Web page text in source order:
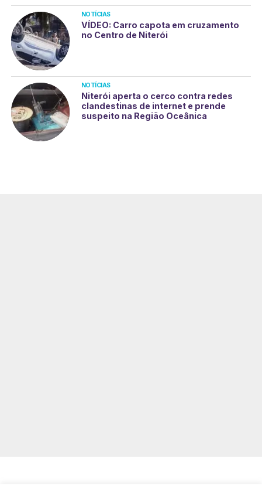
NOTÍCIAS
VÍDEO: Carro capota em cruzamento
no Centro de Niterói
NOTÍCIAS
Niterói aperta o cerco contra redes
clandestinas de internet e prende
suspeito na Região Oceânica